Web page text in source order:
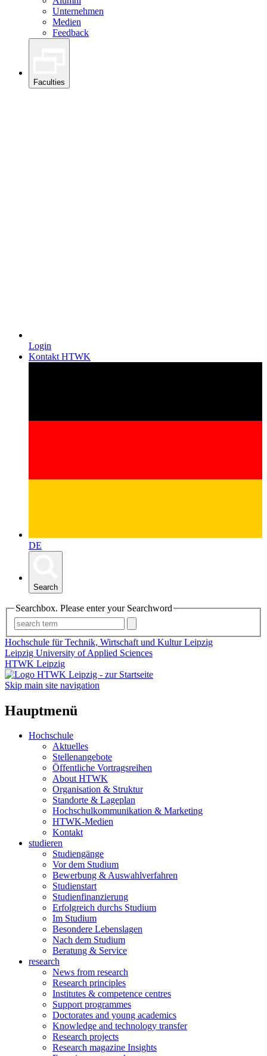
Unternehmen
Medien
Feedback
Faculties
Login
Kontakt HTWK
DE
Search
Searchbox. Please enter your Searchword
Hochschule für Technik, Wirtschaft und Kultur Leipzig
Leipzig University of Applied Sciences
HTWK Leipzig
Skip main site navigation
Hauptmenü
Hochschule
Aktuelles
Stellenangebote
Öffentliche Vortragsreihen
About HTWK
Organisation & Struktur
Standorte & Lageplan
Hochschulkommunikation & Marketing
HTWK-Medien
Kontakt
studieren
Studiengänge
Vor dem Studium
Bewerbung & Auswahlverfahren
Studienstart
Studienfinanzierung
Erfolgreich durchs Studium
Im Studium
Besondere Lebenslagen
Nach dem Studium
Beratung & Service
research
News from research
Research principles
Institutes & competence centres
Support programmes
Doctorates and young academics
Knowledge and technology transfer
Research projects
Research magazine Insights